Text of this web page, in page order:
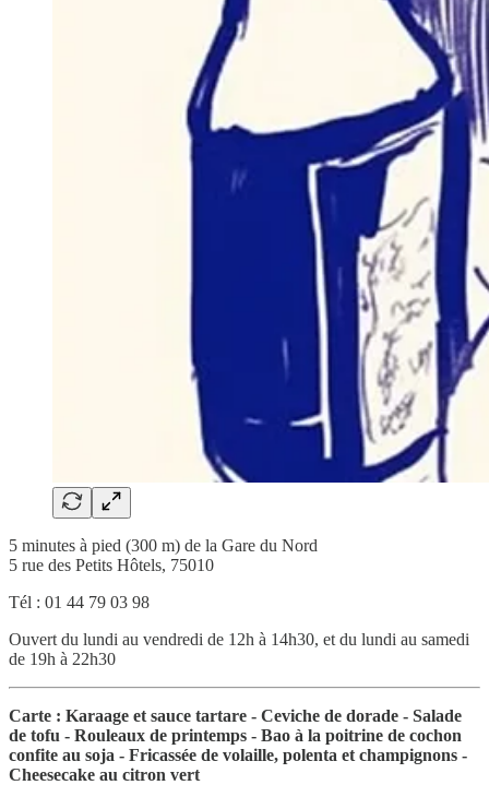
5 minutes à pied (300 m) de la Gare du Nord
5 rue des Petits Hôtels, 75010
Tél : 01 44 79 03 98
Ouvert du lundi au vendredi de 12h à 14h30, et du lundi au samedi
de 19h à 22h30
Carte : Karaage et sauce tartare - Ceviche de dorade - Salade
de tofu - Rouleaux de printemps - Bao à la poitrine de cochon
confite au soja - Fricassée de volaille, polenta et champignons -
Cheesecake au citron vert